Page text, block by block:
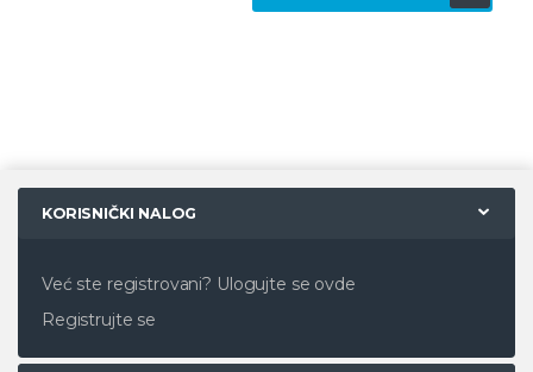
KORISNIČKI NALOG
Već ste registrovani? Ulogujte se ovde
Registrujte se